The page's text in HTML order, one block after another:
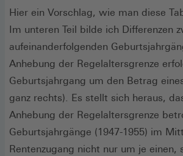
Hier ein Vorschlag, wie man diese
Im unteren Teil bilde ich Differenzen
aufeinanderfolgenden
Anhebung der Regelaltersgrenze
Geburtsjahrgang um den Betrag
ganz rechts). Es stellt sich heraus,
Anhebung der Regelaltersgrenze
Geburtsjahrgänge (1947-1955) im
Rentenzugang nicht nur um je einen,